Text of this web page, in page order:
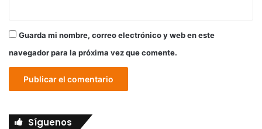
Guarda mi nombre, correo electrónico y web en este
navegador para la próxima vez que comente.
Síguenos